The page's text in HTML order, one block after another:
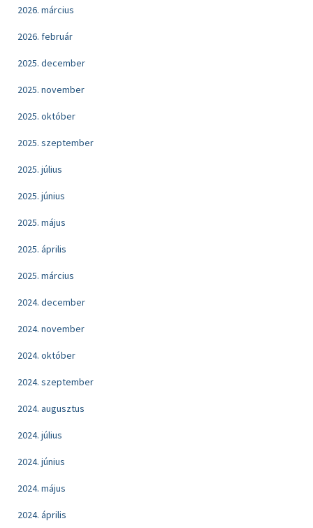
2026. március
2026. február
2025. december
2025. november
2025. október
2025. szeptember
2025. július
2025. június
2025. május
2025. április
2025. március
2024. december
2024. november
2024. október
2024. szeptember
2024. augusztus
2024. július
2024. június
2024. május
2024. április